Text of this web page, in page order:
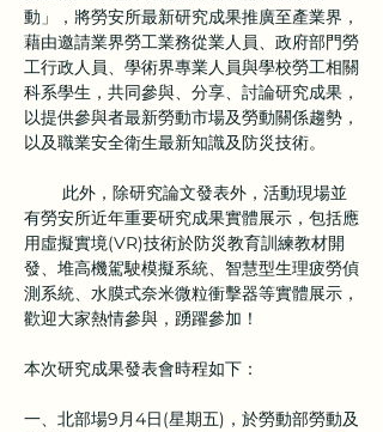
動」，將勞安所最新研究成果推廣至產業界，
藉由邀請業界勞工業務從業人員、政府部門勞
工行政人員、學術界專業人員與學校勞工相關
科系學生，共同參與、分享、討論研究成果，
以提供參與者最新勞動市場及勞動關係趨勢，
以及職業安全衛生最新知識及防災技術。
有勞安所近年重要研究成果實體展示，包括應
用虛擬實境(VR)技術於防災教育訓練教材開
發、堆高機駕駛模擬系統、智慧型生理疲勞偵
測系統、水膜式奈米微粒衝擊器等實體展示，
歡迎大家熱情參與，踴躍參加！
本次研究成果發表會時程如下：
一、北部場9月4日(星期五)，於勞動部勞動及